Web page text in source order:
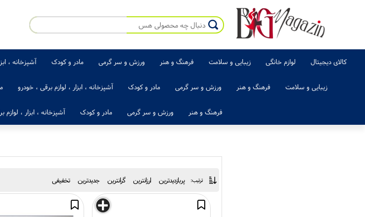
کالای دیجیتال لوازم خانگی زیبایی و سلامت فرهنگ و هنر ورزش و سر گرمی مادر و کودک آشپزخانه ،
زیبایی و سلامت فرهنگ و هنر ورزش و سر گرمی مادر و کودک آشپزخانه ، ابزار ، لوازم برقی ، خودرو
فرهنگ و هنر ورزش و سر گرمی مادر و کودک آشپزخانه ، ابزار ، لوازم
ترتیب: پربازدیدترین ارزانترین گرانترین جدیدترین تخفیفی